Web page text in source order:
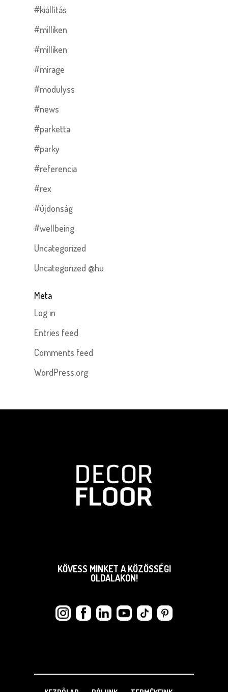
#kiállítás
#milliken
#milliken
#mirage
#modulyss
#news
#parketta
#parky
#referencia
#rex
#újdonság
#wellbeing
Uncategorized
Uncategorized @hu
Meta
Log in
Entries feed
Comments feed
WordPress.org
KÖVESS MINKET A KÖZÖSSÉGI
OLDALAKON!